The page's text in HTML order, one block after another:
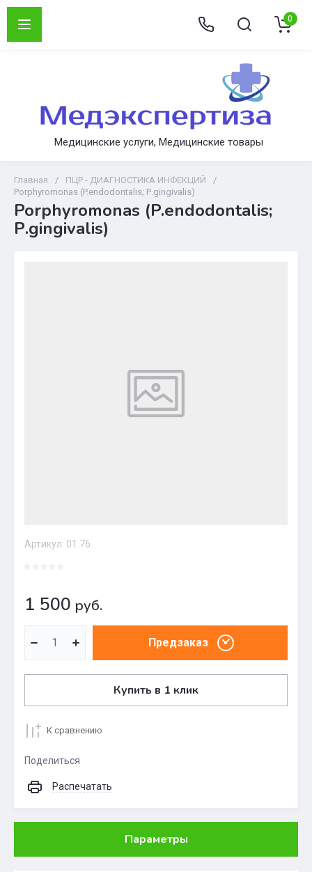
Медицинские услуги, Медицинские товары
0
Главная / ПЦР - ДИАГНОСТИКА ИНФЕКЦИЙ
/
Porphyromonas (P.endodontalis; Р.gingivalis)
Porphyromonas (P.endodontalis;
Р.gingivalis)
Артикул: 01.76
1 500 руб.
Предзаказ
Купить в 1 клик
К сравнению
Поделиться
Распечатать
Параметры